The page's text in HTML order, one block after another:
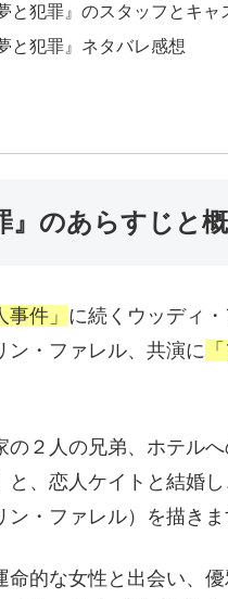
と犯罪』のスタッフとキャ
と犯罪』ネタバレ感想
』のあらすじと
件」 に続くウッディ
ン・ファレル、共演に
２人の兄弟、ホテル
、恋人ケイトと結婚
・ファレル）を描きま
的な女性と出会い、